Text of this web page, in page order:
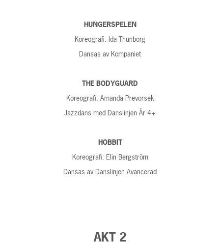
HUNGERSPELEN
Koreografi: Ida Thunborg
Dansas av Kompaniet
THE BODYGUARD
Koreografi: Amanda Prevorsek
Jazzdans med Danslinjen År 4+
HOBBIT
Koreografi: Elin Bergström
Dansas av Danslinjen Avancerad
AKT 2